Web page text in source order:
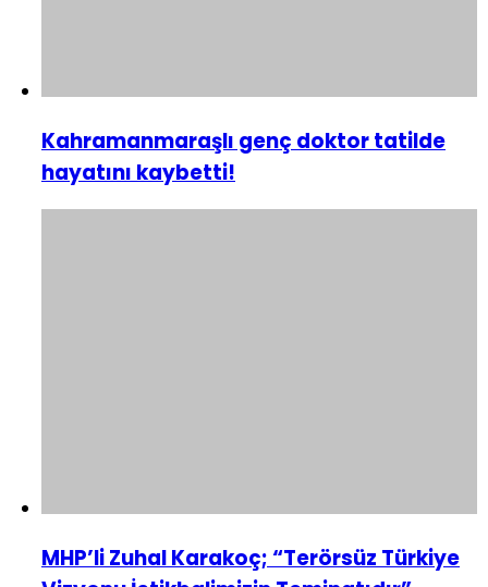
Kahramanmaraşlı genç doktor tatilde
hayatını kaybetti!
MHP’li Zuhal Karakoç; “Terörsüz Türkiye